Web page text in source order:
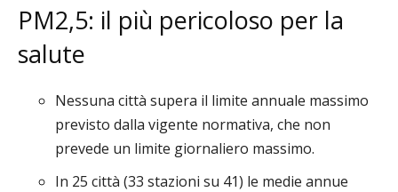
PM2,5: il più pericoloso per la
salute
Nessuna città supera il limite annuale massimo
previsto dalla vigente normativa, che non
prevede un limite giornaliero massimo.
In 25 città (33 stazioni su 41) le medie annue